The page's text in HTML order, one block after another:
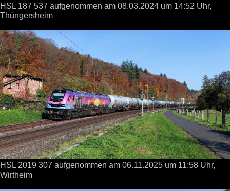
HSL 187 537 aufgenommen am 08.03.2024 um 14:52 Uhr,
Thüngersheim
HSL 2019 307 aufgenommen am 06.11.2025 um 11:58 Uhr,
Wirtheim